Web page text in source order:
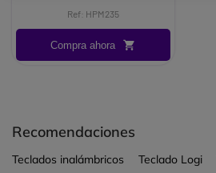
inalámbrica de 2,4 GHz
proporciona una experiencia
sin retrasos.
Ref: HPM235
Compra ahora
Recomendaciones
Teclados inalámbricos Teclado Logi